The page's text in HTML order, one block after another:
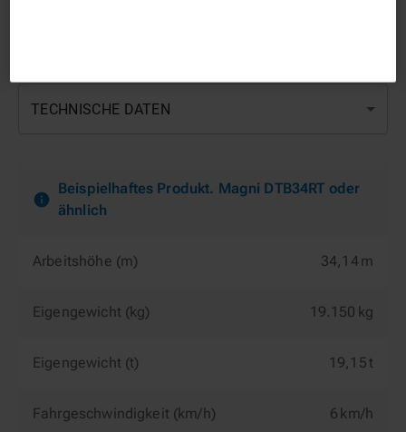
TECHNISCHE DATEN
Beispielhaftes Produkt. Magni DTB34RT oder
ähnlich
Arbeitshöhe (m) 34,14 m
Eigengewicht (kg) 19.150 kg
Eigengewicht (t) 19,15 t
Fahrgeschwindigkeit (km/h) 6 km/h